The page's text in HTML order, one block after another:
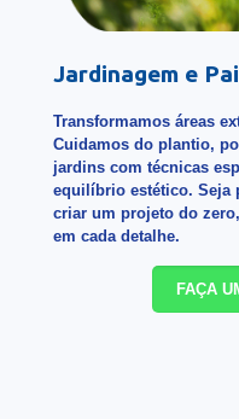
Jardinagem e
Transformamos áreas
Cuidamos do plantio,
jardins com técnicas
equilíbrio estético. Seja
criar um projeto do
em cada detalhe.
FAÇA